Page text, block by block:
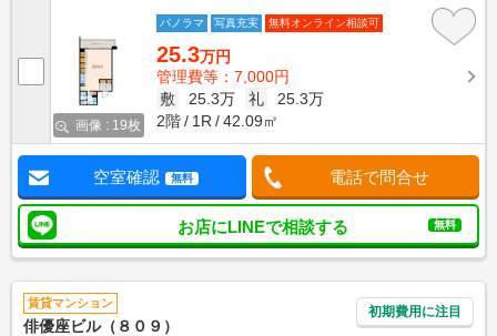
画像 : 19枚
パノラマ 写真充実 無料オンライン相談可
25.3万円
管理費等：7,000円
敷
25.3万 礼
25.3万
2階
1R 42.09㎡
空室確認 無料 電話で問合せ
お店にLINEで相談する 無料
賃貸マンション
俳優座ビル（８０９）
初期費用に注目